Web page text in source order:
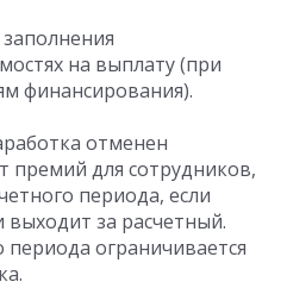
на выплату (при
финансирования).
отменен
премий для сотрудников,
периода, если
за расчетный.
ограничивается